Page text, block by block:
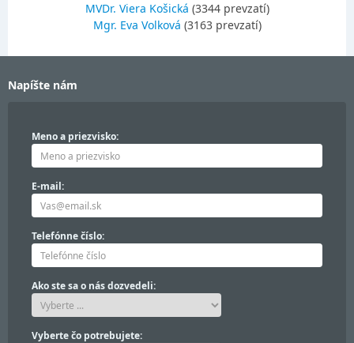
MVDr. Viera Košická (3344 prevzatí)
Mgr. Eva Volková (3163 prevzatí)
Napíšte nám
Meno a priezvisko:
E-mail:
Telefónne číslo:
Ako ste sa o nás dozvedeli:
Vyberte čo potrebujete: